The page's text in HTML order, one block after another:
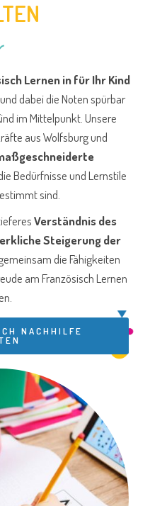
Lernen in für Ihr Kind
dabei die Noten spürbar
im Mittelpunkt. Unsere
aus Wolfsburg und
Bedürfnisse und Lernstile
sind.
Verständnis des
Steigerung der
die Fähigkeiten
am Französisch Lernen
NACHHILFE